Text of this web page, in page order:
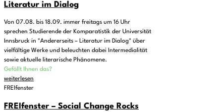
Literatur im Dialog
Von 07.08. bis 18.09. immer freitags um 16 Uhr
sprechen Studierende der Komparatistik der Universität
Innsbruck in "Andererseits – Literatur im Dialog" über
vielfältige Werke und beleuchten dabei Intermedialität
sowie aktuelle literarische Phänomene.
Gefällt Ihnen das?
weiterlesen
FREIfenster
FREIfenster – Social Change Rocks